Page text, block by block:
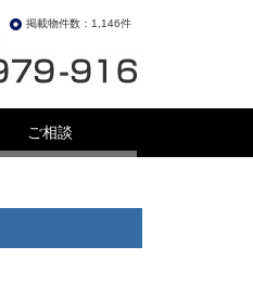
掲載物件数：1,146件
ご相談